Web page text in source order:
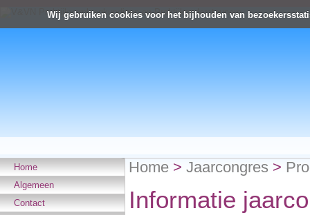
Wij gebruiken cookies voor het bijhouden van
Home
Algemeen
Contact
Home > Jaarcongres >
Informatie